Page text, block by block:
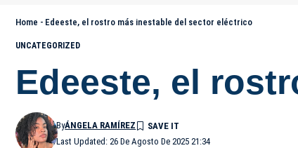
Home - Edeeste, el rostro más inestable del sector eléctrico
UNCATEGORIZED
Edeeste, el
Last Updated: 26 De Agosto De 2025 21:34
ByÁNGELA RAMÍREZ